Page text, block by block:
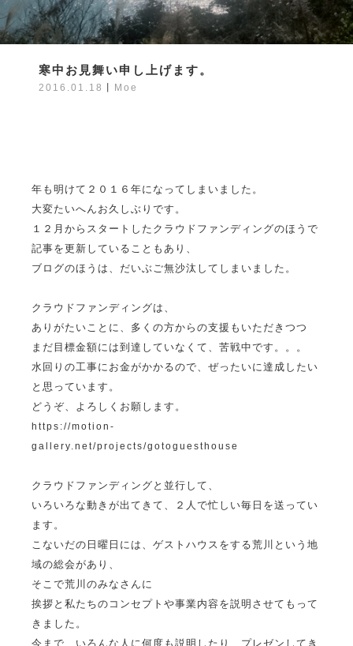
寒中お見舞い申し上げます。
2016.01.18 Moe
年も明けて２０１６年になってしまいました。
大変たいへんお久しぶりです。
１２月からスタートしたクラウドファンディングのほうで
記事を更新していることもあり、
ブログのほうは、だいぶご無沙汰してしまいました。
クラウドファンディングは、
ありがたいことに、多くの方からの支援もいただきつつ
まだ目標金額には到達していなくて、苦戦中です。。。
水回りの工事にお金がかかるので、ぜったいに達成したい
と思っています。
どうぞ、よろしくお願します。
https://motion-
gallery.net/projects/gotoguesthouse
クラウドファンディングと並行して、
いろいろな動きが出てきて、２人で忙しい毎日を送ってい
ます。
こないだの日曜日には、ゲストハウスをする荒川という地
域の総会があり、
そこで荒川のみなさんに
挨拶と私たちのコンセプトや事業内容を説明させてもって
きました。
今まで、いろんな人に何度も説明したり、プレゼンしてき